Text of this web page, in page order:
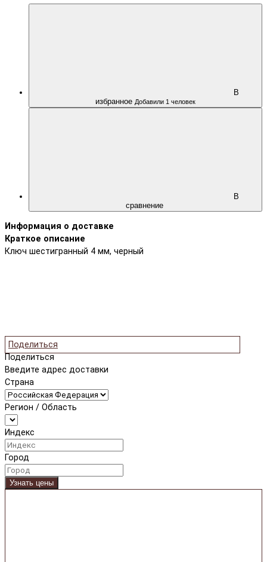
В
избранное Добавили 1 человек
В
сравнение
Информация о доставке
Краткое описание
Ключ шестигранный 4 мм, черный
Поделиться
Поделиться
Введите адрес доставки
Страна
Регион / Область
Индекс
Город
Узнать цены